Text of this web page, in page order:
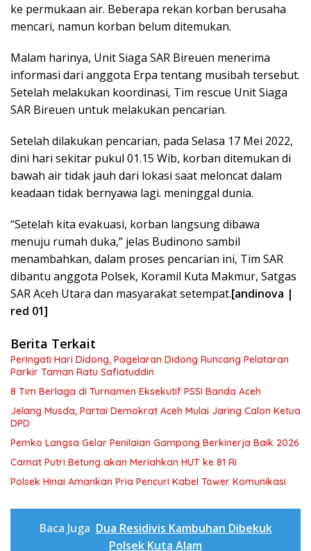
ke permukaan air. Beberapa rekan korban berusaha
mencari, namun korban belum ditemukan.
Malam harinya, Unit Siaga SAR Bireuen menerima
informasi dari anggota Erpa tentang musibah tersebut.
Setelah melakukan koordinasi, Tim rescue Unit Siaga
SAR Bireuen untuk melakukan pencarian.
Setelah dilakukan pencarian, pada Selasa 17 Mei 2022,
dini hari sekitar pukul 01.15 Wib, korban ditemukan di
bawah air tidak jauh dari lokasi saat meloncat dalam
keadaan tidak bernyawa lagi. meninggal dunia.
“Setelah kita evakuasi, korban langsung dibawa
menuju rumah duka,” jelas Budinono sambil
menambahkan, dalam proses pencarian ini, Tim SAR
dibantu anggota Polsek, Koramil Kuta Makmur, Satgas
SAR Aceh Utara dan masyarakat setempat.[andinova |
red 01]
Berita Terkait
Peringati Hari Didong, Pagelaran Didong Runcang Pelataran
Parkir Taman Ratu Safiatuddin
8 Tim Berlaga di Turnamen Eksekutif PSSI Banda Aceh
Jelang Musda, Partai Demokrat Aceh Mulai Jaring Calon Ketua
DPD
Pemko Langsa Gelar Penilaian Gampong Berkinerja Baik 2026
Camat Putri Betung akan Meriahkan HUT ke 81 RI
Polsek Hinai Amankan Pria Pencuri Kabel Tower Komunikasi
Baca Juga Dua Residivis Kambuhan Dibekuk
Polsek Kuta Alam